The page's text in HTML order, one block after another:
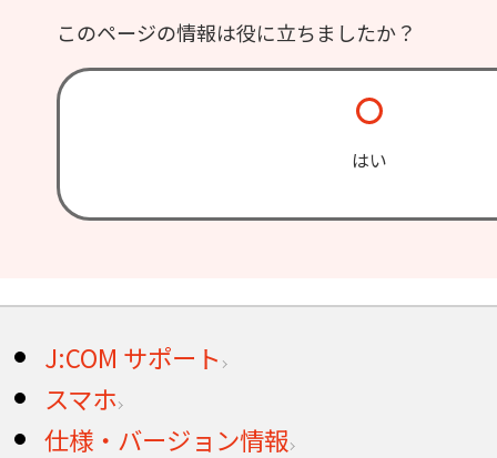
このページの情報は役に立ちましたか？
はい
J:COM サポート
スマホ
仕様・バージョン情報